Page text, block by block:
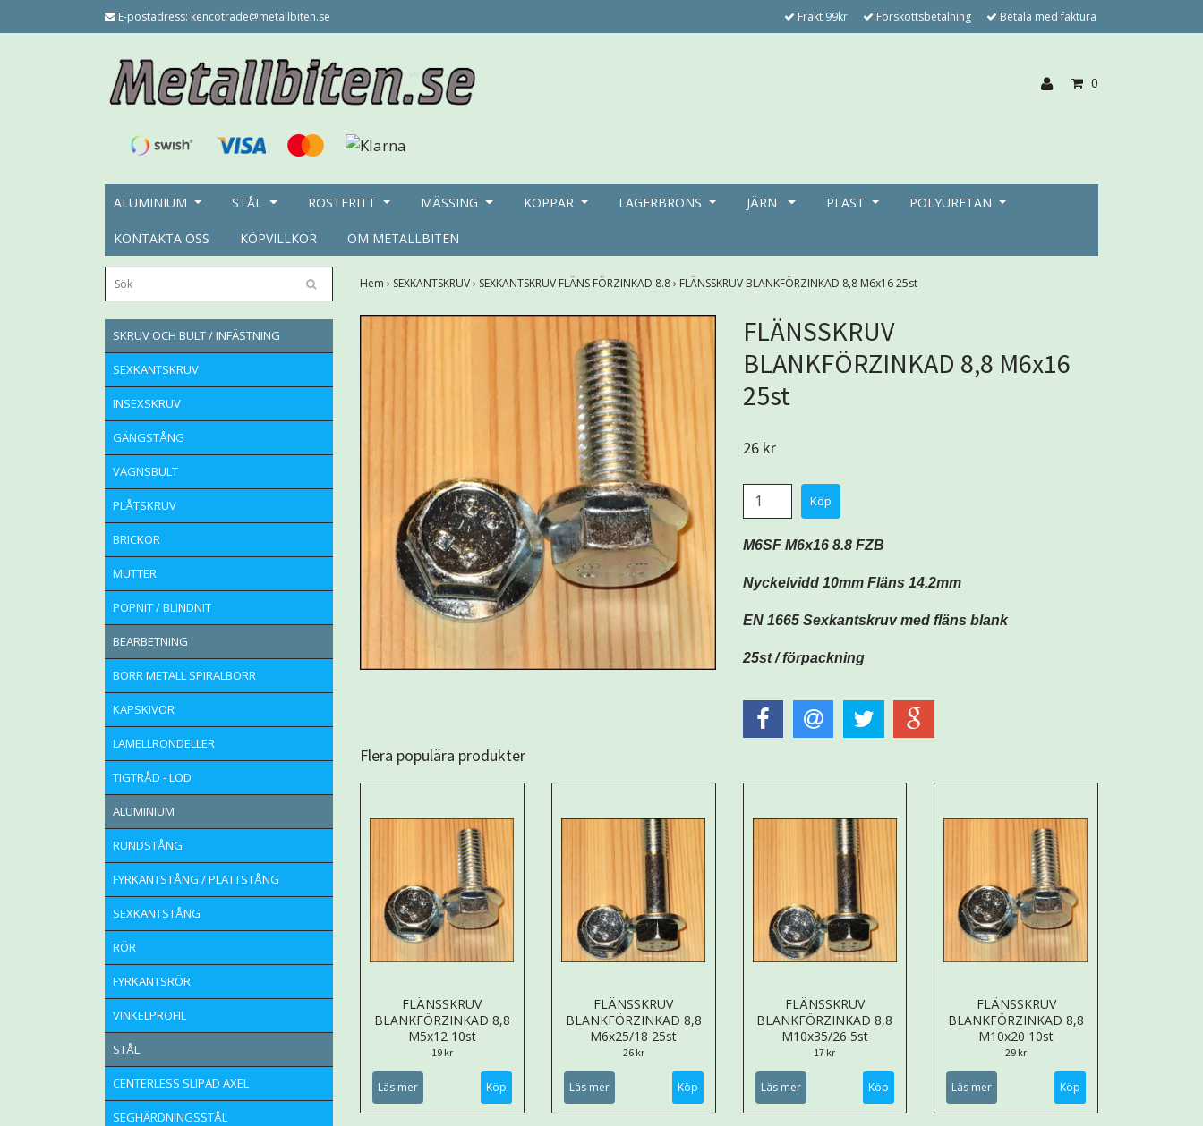
E-postadress: kencotrade@metallbiten.se Frakt 99kr Förskottsbetalning Betala med faktura
0
ALUMINIUM STÅL ROSTFRITT MÄSSING KOPPAR LAGERBRONS JÄRN PLAST POLYURETAN
KONTAKTA OSS KÖPVILLKOR OM METALLBITEN
SKRUV OCH BULT / INFÄSTNING
SEXKANTSKRUV
INSEXSKRUV
GÄNGSTÅNG
VAGNSBULT
PLÅTSKRUV
BRICKOR
MUTTER
POPNIT / BLINDNIT
BEARBETNING
BORR METALL SPIRALBORR
KAPSKIVOR
LAMELLRONDELLER
TIGTRÅD - LOD
ALUMINIUM
RUNDSTÅNG
FYRKANTSTÅNG / PLATTSTÅNG
SEXKANTSTÅNG
RÖR
FYRKANTSRÖR
VINKELPROFIL
STÅL
CENTERLESS SLIPAD AXEL
SEGHÄRDNINGSSTÅL
Hem › SEXKANTSKRUV› SEXKANTSKRUV FLÄNS FÖRZINKAD 8.8› FLÄNSSKRUV BLANKFÖRZINKAD 8,8 M6x16 25st
FLÄNSSKRUV
BLANKFÖRZINKAD 8,8 M6x16
25st
26 kr
M6SF M6x16 8.8 FZB
Nyckelvidd 10mm Fläns 14.2mm
EN 1665 Sexkantskruv med fläns blank
25st / förpackning
Flera populära produkter
FLÄNSSKRUV
BLANKFÖRZINKAD 8,8
M5x12 10st
19 kr
Läs mer
FLÄNSSKRUV
BLANKFÖRZINKAD 8,8
M6x25/18 25st
26 kr
Läs mer
FLÄNSSKRUV
BLANKFÖRZINKAD 8,8
M10x35/26 5st
17 kr
Läs mer
FLÄNSSKRUV
BLANKFÖRZINKAD 8,8
M10x20 10st
29 kr
Läs mer